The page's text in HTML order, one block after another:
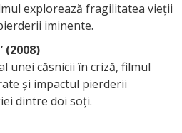
explorează fragilitatea vieții
iminente.
(2008)
unei căsnicii în criză, filmul
și impactul pierderii
dintre doi soți.